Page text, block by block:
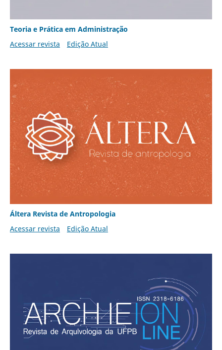
Teoria e Prática em Administração
Acessar revista
Edição Atual
Áltera Revista de Antropologia
Acessar revista
Edição Atual